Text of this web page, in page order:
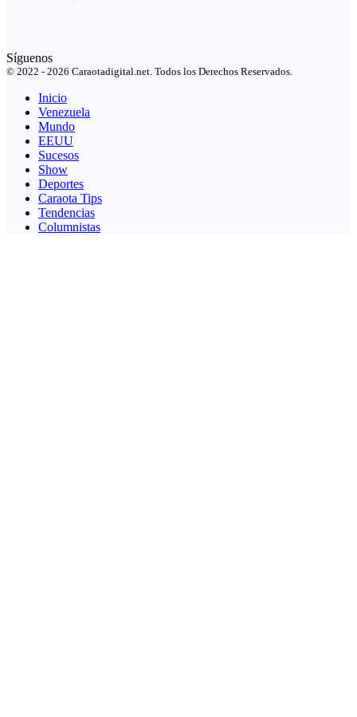
Síguenos
© 2022 - 2026 Caraotadigital.net. Todos los Derechos Reservados.
Inicio
Venezuela
Mundo
EEUU
Sucesos
Show
Deportes
Caraota Tips
Tendencias
Columnistas